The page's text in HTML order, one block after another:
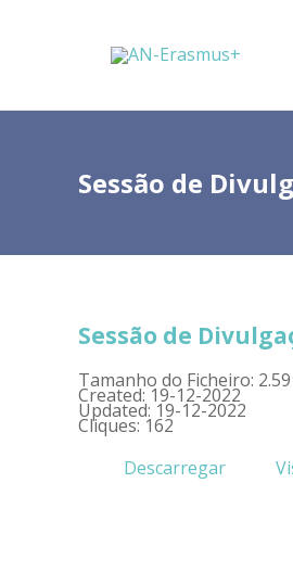
Sessão de
Sessão de
Tamanho do Ficheiro:
Created: 19-12-2022
Updated: 19-12-2022
Cliques: 162
Descarregar